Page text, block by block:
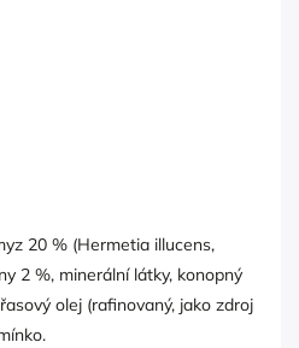
20 % (Hermetia illucens,
2 %, minerální látky, konopný
olej (rafinovaný, jako zdroj